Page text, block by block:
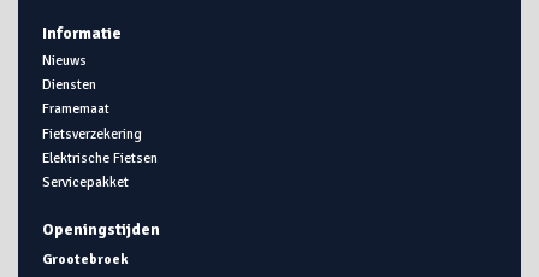
Informatie
Nieuws
Diensten
Framemaat
Fietsverzekering
Elektrische Fietsen
Servicepakket
Openingstijden
Grootebroek